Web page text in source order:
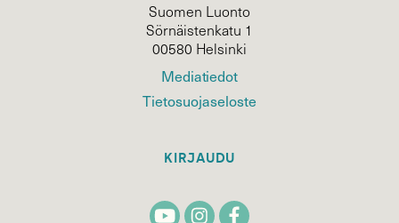
Suomen Luonto
Sörnäistenkatu 1
00580 Helsinki
Mediatiedot
Tietosuojaseloste
KIRJAUDU